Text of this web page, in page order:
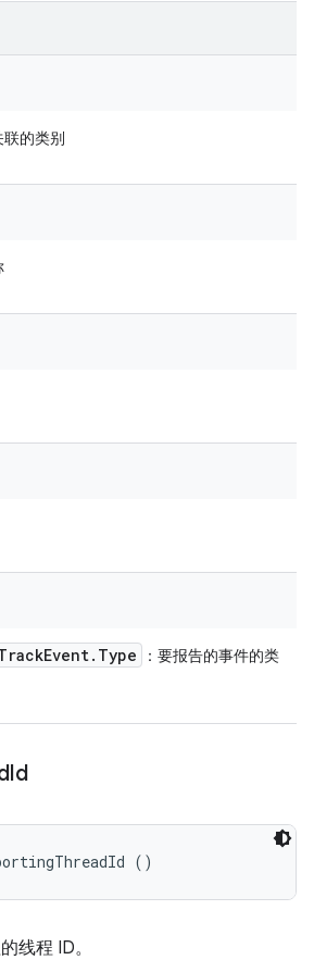
联的类别
Event. Type
：要报告的事件的类
Id
()
线程 ID。